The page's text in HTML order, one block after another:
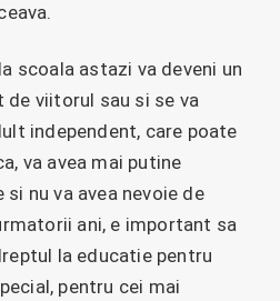
scoala astazi va deveni un
viitorul sau si se va
independent, care poate
va avea mai putine
nu va avea nevoie de
ani, e important sa
la educatie pentru
pentru cei mai